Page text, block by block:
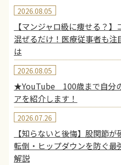
【マンジャロ級に痩せる？
混ぜるだけ！医療従事者も注
は
2026.08.05
★YouTube 100歳まで自分
アを紹介します！
2026.08.05
【知らないと後悔】股関節
転倒・ヒップダウンを防ぐ最
解説
2026.07.26